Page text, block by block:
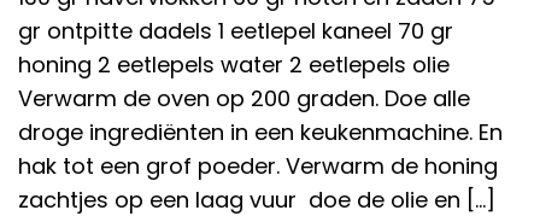
gr ontpitte dadels 1 eetlepel kaneel 70 gr
honing 2 eetlepels water 2 eetlepels olie
Verwarm de oven op 200 graden. Doe alle
droge ingrediënten in een keukenmachine. En
hak tot een grof poeder. Verwarm de honing
zachtjes op een laag vuur doe de olie en […]